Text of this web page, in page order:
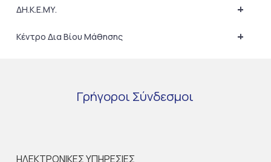
+
ΔΗ.Κ.Ε.ΜΥ.
+
Κέντρο Δια Βίου Μάθησης
Γρήγοροι Σύνδεσμοι
ΗΛΕΚΤΡΟΝΙΚΕΣ ΥΠΗΡΕΣΙΕΣ